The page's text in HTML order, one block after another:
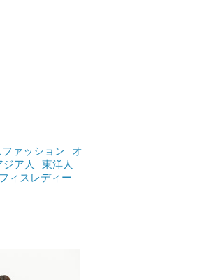
ァッション
オ
ジア人
東洋人
ィスレディー